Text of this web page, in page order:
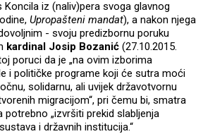
iz (naliv)pera svoga glavnog
Upropašteni mandat), a nakon njega
- svoju predizbornu poruku
kardinal Josip Bozanić (27.10.2015.
poruci da je „na ovim izborima
i političke programe koji će sutra moći
solidarnu, ali uvijek državotvornu
migracijom“, pri čemu bi, smatra
potrebno „izvršiti prekid slabljenja
i državnih institucija.“